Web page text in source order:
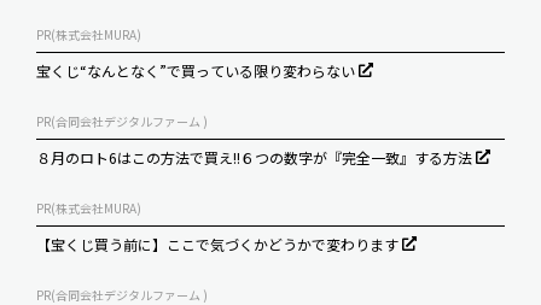
PR(株式会社MURA)
宝くじ“なんとなく”で買っている限り変わらない
PR(合同会社デジタルファーム )
８月のロト6はこの方法で買え!!６つの数字が『完全一致』する方法
PR(株式会社MURA)
【宝くじ買う前に】ここで気づくかどうかで変わります
PR(合同会社デジタルファーム )